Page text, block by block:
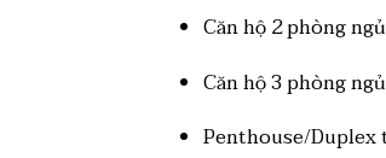
Căn hộ 2 phòng
Căn hộ 3 phòng
Penthouse/Duplex